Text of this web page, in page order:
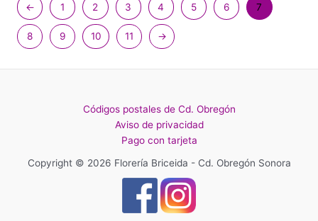
← 1 2 3 4 5 6 7
8 9 10 11 →
Códigos postales de Cd. Obregón
Aviso de privacidad
Pago con tarjeta
Copyright © 2026 Florería Briceida - Cd. Obregón Sonora